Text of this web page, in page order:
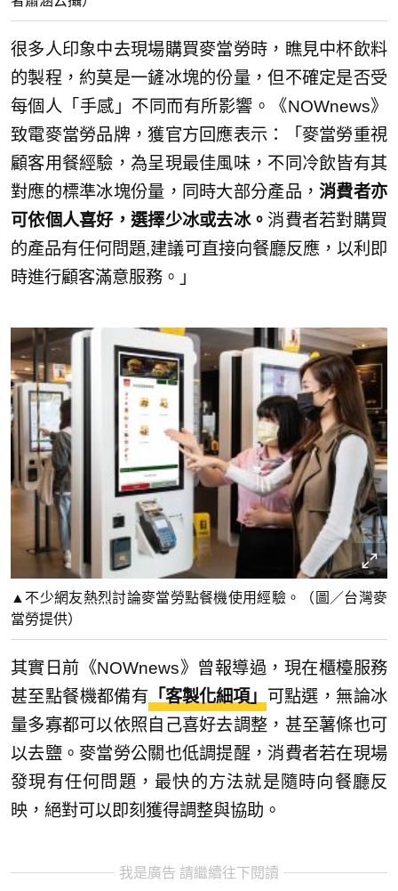
很多人印象中去現場購買麥當勞時，瞧見中杯飲料
的製程，約莫是一鏟冰塊的份量，但不確定是否受
每個人「手感」不同而有所影響。《NOWnews》
致電麥當勞品牌，獲官方回應表示：「麥當勞重視
顧客用餐經驗，為呈現最佳風味，不同冷飲皆有其
對應的標準冰塊份量，同時大部分產品，消費者亦
可依個人喜好，選擇少冰或去冰。 消費者若對購買
的產品有任何問題,建議可直接向餐廳反應，以利即
時進行顧客滿意服務。」
▲不少網友熱烈討論麥當勞點餐機使用經驗。（圖／台灣麥
當勞提供）
其實日前《NOWnews》曾報導過，現在櫃檯服務
甚至點餐機都備有 「客製化細項」
可點選，無論冰
量多寡都可以依照自己喜好去調整，甚至薯條也可
以去鹽。麥當勞公關也低調提醒，消費者若在現場
發現有任何問題，最快的方法就是隨時向餐廳反
映，絕對可以即刻獲得調整與協助。
我是廣告 請繼續往下閱讀